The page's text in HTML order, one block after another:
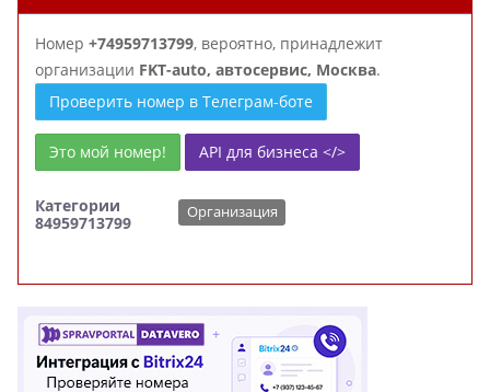
Номер +74959713799, вероятно, принадлежит
организации FKT-auto, автосервис, Москва.
Проверить номер в Телеграм-боте
Это мой номер! API для бизнеса </>
Категории
84959713799
Организация